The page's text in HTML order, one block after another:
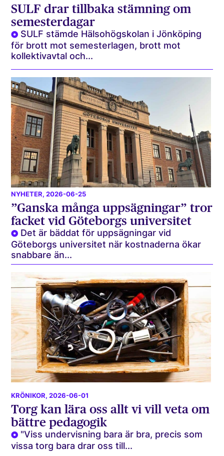
SULF drar tillbaka stämning om
semesterdagar
SULF stämde Hälsohögskolan i Jönköping
för brott mot semesterlagen, brott mot
kollektivavtal och...
NYHETER, 2026-06-25
”Ganska många uppsägningar” tror
facket vid Göteborgs universitet
Det är bäddat för uppsägningar vid
Göteborgs universitet när kostnaderna ökar
snabbare än...
KRÖNIKOR, 2026-06-01
Torg kan lära oss allt vi vill veta om
bättre pedagogik
"Viss undervisning bara är bra, precis som
vissa torg bara drar oss till...